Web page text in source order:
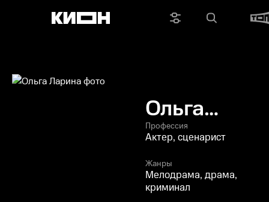
Ольга
Ларина
Профессия
Актер, сценарист
Жанры
Мелодрама, драма,
криминал